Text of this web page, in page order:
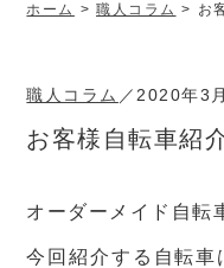
ホーム > 職人コラム > お
職人コラム ／ 2020年3
お客様自転車紹
オーダーメイド自転
今回紹介する自転車